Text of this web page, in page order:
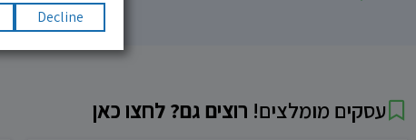
עסקים מומלצים! רוצים גם? לחצו כאן
Decline